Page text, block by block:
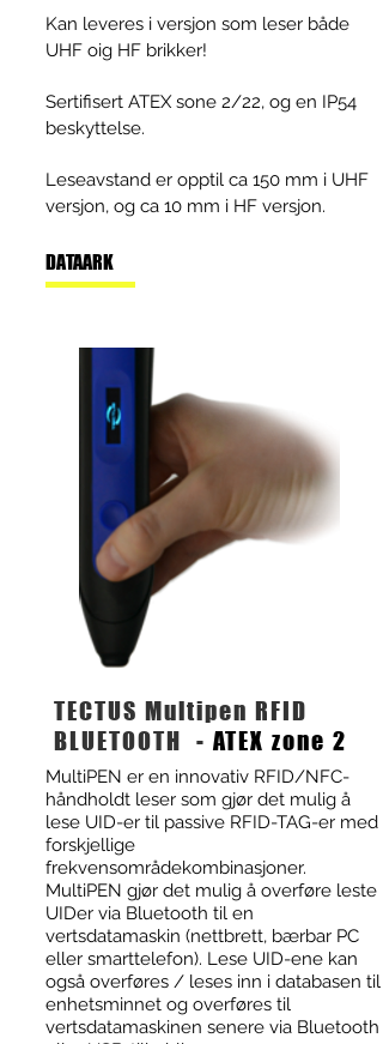
Kan leveres i versjon som leser både
UHF oig HF brikker!
Sertifisert ATEX sone 2/22, og en IP54
beskyttelse.
Leseavstand er opptil ca 150 mm i UHF
versjon, og ca 10 mm i HF versjon.
DATAARK
TECTUS Multipen RFID
BLUETOOTH - ATEX zone 2
MultiPEN er en innovativ RFID/NFC-
håndholdt leser som gjør det mulig å
lese UID-er til passive RFID-TAG-er med
forskjellige
frekvensområdekombinasjoner.
MultiPEN gjør det mulig å overføre leste
UIDer via Bluetooth til en
vertsdatamaskin (nettbrett, bærbar PC
eller smarttelefon). Lese UID-ene kan
også overføres / leses inn i databasen til
enhetsminnet og overføres til
vertsdatamaskinen senere via Bluetooth